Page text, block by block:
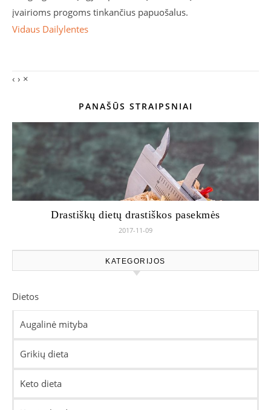
įvairioms progoms tinkančius papuošalus.
Vidaus Dailylentes
‹ › ×
PANAŠŪS STRAIPSNIAI
Drastiškų dietų drastiškos pasekmės
2017-11-09
KATEGORIJOS
Dietos
Augalinė mityba
Grikių dieta
Keto dieta